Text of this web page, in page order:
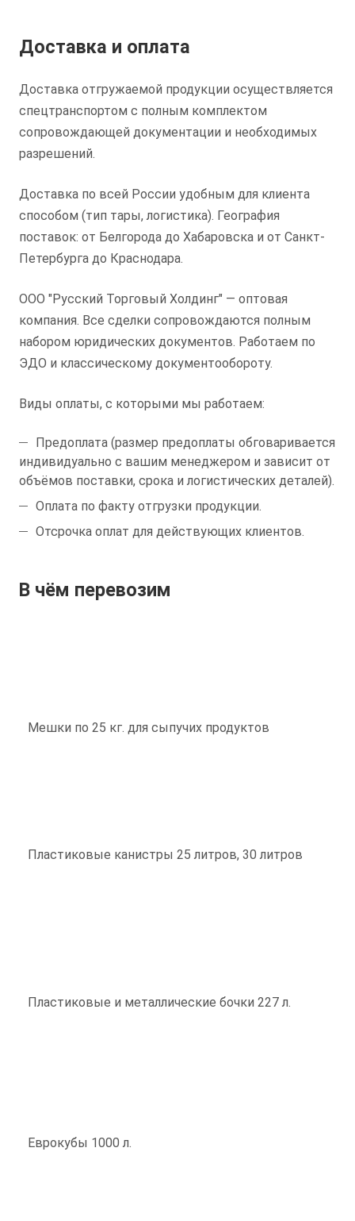
Доставка и оплата
Доставка отгружаемой продукции осуществляется
спецтранспортом с полным комплектом
сопровождающей документации и необходимых
разрешений.
Доставка по всей России удобным для клиента
способом (тип тары, логистика). География
поставок: от Белгорода до Хабаровска и от Санкт-
Петербурга до Краснодара.
ООО "Русский Торговый Холдинг" — оптовая
компания. Все сделки сопровождаются полным
набором юридических документов. Работаем по
ЭДО и классическому документообороту.
Виды оплаты, с которыми мы работаем:
Предоплата (размер предоплаты обговаривается
индивидуально с вашим менеджером и зависит от
объёмов поставки, срока и логистических деталей).
Оплата по факту отгрузки продукции.
Отсрочка оплат для действующих клиентов.
В чём перевозим
Мешки по 25 кг. для сыпучих продуктов
Пластиковые канистры 25 литров, 30 литров
Пластиковые и металлические бочки 227 л.
Еврокубы 1000 л.